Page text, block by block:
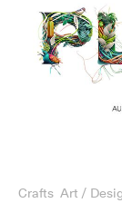
Crafts Art /